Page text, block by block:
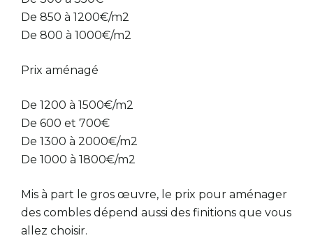
De 850 à 1200€/m2
De 800 à 1000€/m2
Prix aménagé
De 1200 à 1500€/m2
De 600 et 700€
De 1300 à 2000€/m2
De 1000 à 1800€/m2
Mis à part le gros œuvre, le prix pour aménager
des combles dépend aussi des finitions que vous
allez choisir.